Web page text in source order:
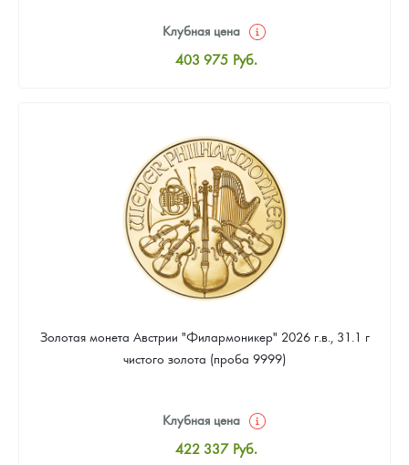
Клубная цена
403 975 Руб.
Цена выкупа
383 776 Руб.
Золотая монета Австрии "Филармоникер" 2026 г.в., 31.1 г
чистого золота (проба 9999)
Клубная цена
422 337 Руб.